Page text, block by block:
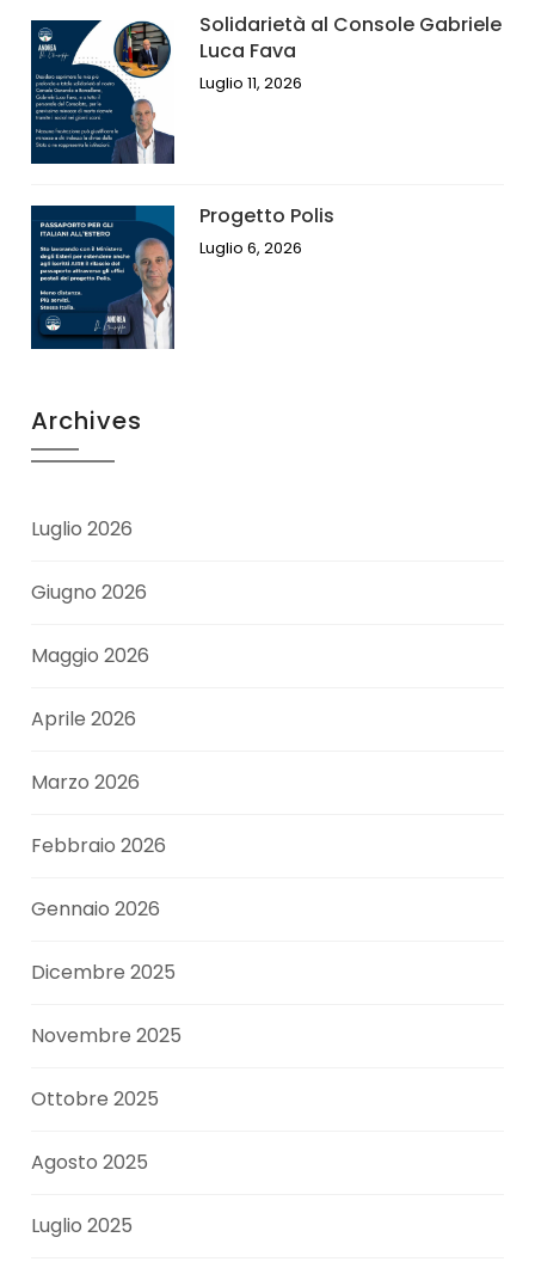
Solidarietà al Console Gabriele
Luca Fava
Luglio 11, 2026
Progetto Polis
Luglio 6, 2026
Archives
Luglio 2026
Giugno 2026
Maggio 2026
Aprile 2026
Marzo 2026
Febbraio 2026
Gennaio 2026
Dicembre 2025
Novembre 2025
Ottobre 2025
Agosto 2025
Luglio 2025